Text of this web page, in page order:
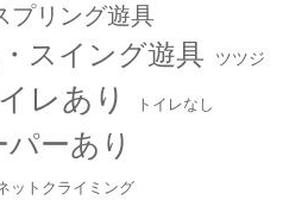
プリング遊具
スイング遊具 ツツジ
レあり トイレなし
ーあり
ットクライミング